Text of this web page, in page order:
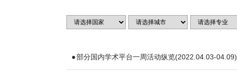
部分国内学术平台一周活动纵览(2022.04.03-04.09)